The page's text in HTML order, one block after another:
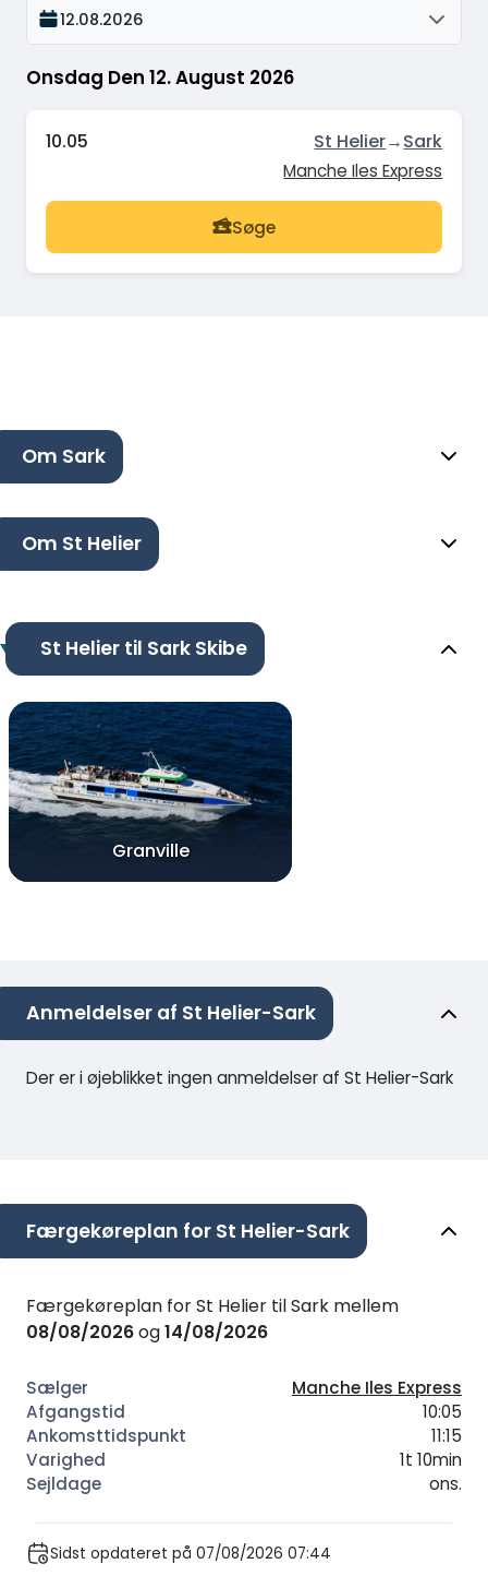
Onsdag Den 12. August 2026
12.08.2026
10.05 St Helier→Sark
Manche Iles Express
Søge
Om Sark
Om St Helier
St Helier til Sark Skibe
Granville
Anmeldelser af St Helier-Sark
Der er i øjeblikket ingen anmeldelser af St Helier-Sark
Færgekøreplan for St Helier-Sark
Færgekøreplan for St Helier til Sark mellem
08/08/2026og14/08/2026
Manche Iles Express
10:05
11:15
1t 10min
ons.
Sidst opdateret på 07/08/2026 07:44